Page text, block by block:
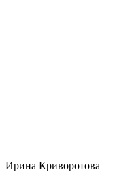
Ирина Криворотова